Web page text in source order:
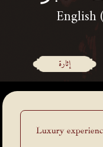
English
إثارة
Luxury